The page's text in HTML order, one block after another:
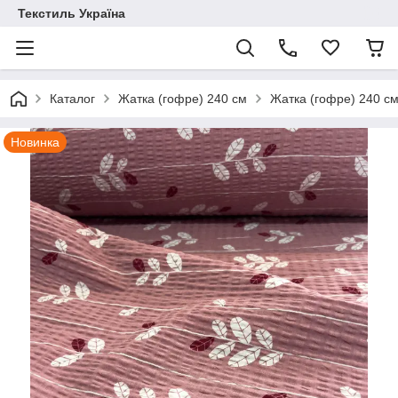
Текстиль Україна
Каталог Жатка (гофре) 240 см Жатка (гофре) 240
Новинка